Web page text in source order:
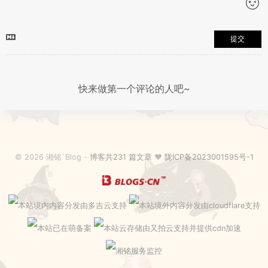
提交
快来做第一个评论的人吧~
© 2026 湘铭`Blog - 博客共231 篇文章 ♥ 陇ICP备2023001595号-1